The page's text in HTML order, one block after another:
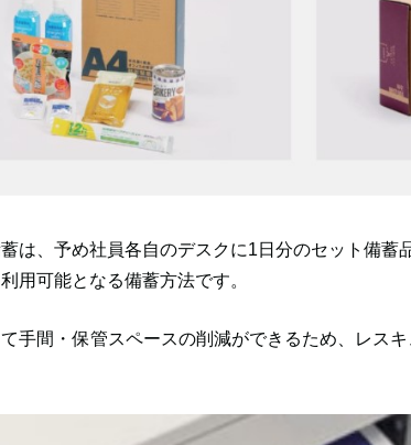
は、予め社員各自のデスクに1日分のセット備蓄
用可能となる備蓄方法です。
手間・保管スペースの削減ができるため、レス